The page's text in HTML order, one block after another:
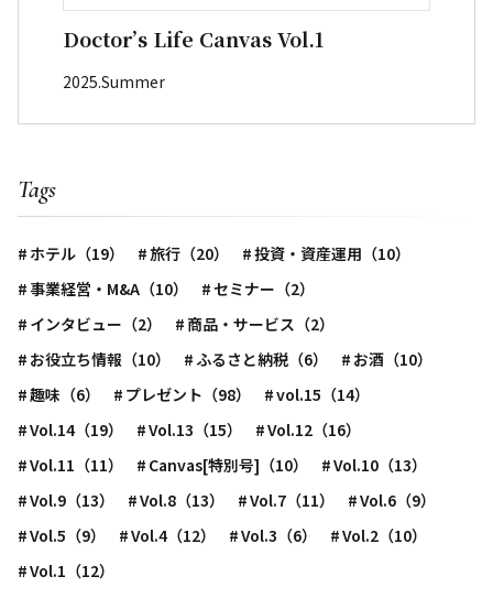
Doctor’s Life Canvas Vol.1
2025.Summer
Tags
ホテル（19） 旅行（20）
投資・資産運用（10）
事業経営・M&A（10）
セミナー（2）
インタビュー（2）
商品・サービス（2）
お役立ち情報（10）
ふるさと納税（6）
お酒（10）
趣味（6）
プレゼント（98）
vol.15（14）
Vol.14（19）
Vol.13（15）
Vol.12（16）
Vol.11（11）
Canvas[特別号]（10）
Vol.10（13）
Vol.9（13）
Vol.8（13） Vol.7（11）
Vol.6（9）
Vol.5（9）
Vol.4（12） Vol.3（6）
Vol.2（10）
Vol.1（12）